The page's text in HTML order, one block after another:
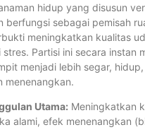
hidup yang disusun
berfungsi sebagai pemisah
meningkatkan kualitas
stres. Partisi ini secara instan
menjadi lebih segar,
menenangkan.
Utama: Meningkatkan
alami, efek menenangkan